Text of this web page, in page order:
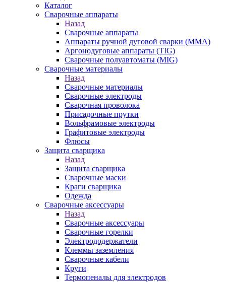
Каталог
Сварочные аппараты
Назад
Сварочные аппараты
Аппараты ручной дуговой сварки (MMA)
Аргонодуговые аппараты (TIG)
Сварочные полуавтоматы (MIG)
Сварочные материалы
Назад
Сварочные материалы
Сварочные электроды
Сварочная проволока
Присадочные прутки
Вольфрамовые электроды
Графитовые электроды
Флюсы
Защита сварщика
Назад
Защита сварщика
Сварочные маски
Краги сварщика
Одежда
Сварочные аксессуары
Назад
Сварочные аксессуары
Сварочные горелки
Электрододержатели
Клеммы заземления
Сварочные кабели
Круги
Термопеналы для электродов